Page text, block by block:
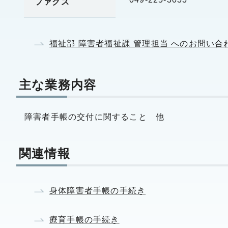
ファクス
福祉部 障害者福祉課 管理担当 へのお問い合
主な業務内容
障害者手帳の交付に関すること 他
関連情報
身体障害者手帳の手続き
療育手帳の手続き